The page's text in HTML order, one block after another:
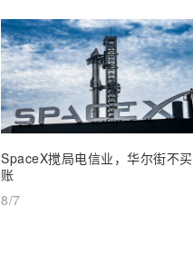
SpaceX搅局电信业，华尔街不买
账
8/7